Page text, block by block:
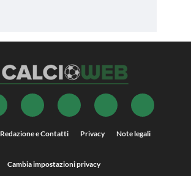
Redazione e Contatti Privacy Note legali
Cambia impostazioni privacy